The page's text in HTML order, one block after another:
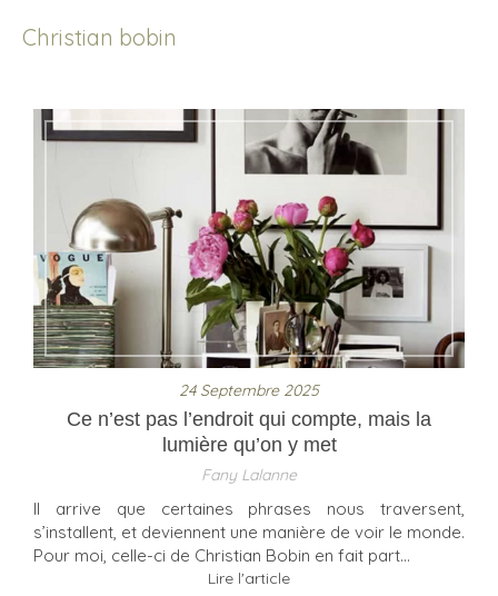
Christian bobin
24 Septembre 2025
Ce n’est pas l’endroit qui compte, mais la
lumière qu’on y met
Fany Lalanne
Il arrive que certaines phrases nous traversent,
s’installent, et deviennent une manière de voir le monde.
Pour moi, celle-ci de Christian Bobin en fait part...
Lire l'article